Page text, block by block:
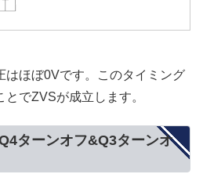
はほぼ0Vです。このタイミング
でZVSが成立します。
ターンオフ&Q3ターンオ